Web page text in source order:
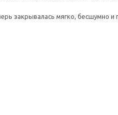
закрывалась мягко, бесшумно и